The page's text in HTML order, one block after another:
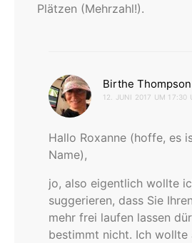
Plätzen (Mehrzahl!).
Birthe Thompson
12. JUNI 2017 UM 17:30
Hallo Roxanne (hoffe, es
Name),
jo, also eigentlich wollte
suggerieren, dass Sie
mehr frei laufen lassen
bestimmt nicht. Ich wollte